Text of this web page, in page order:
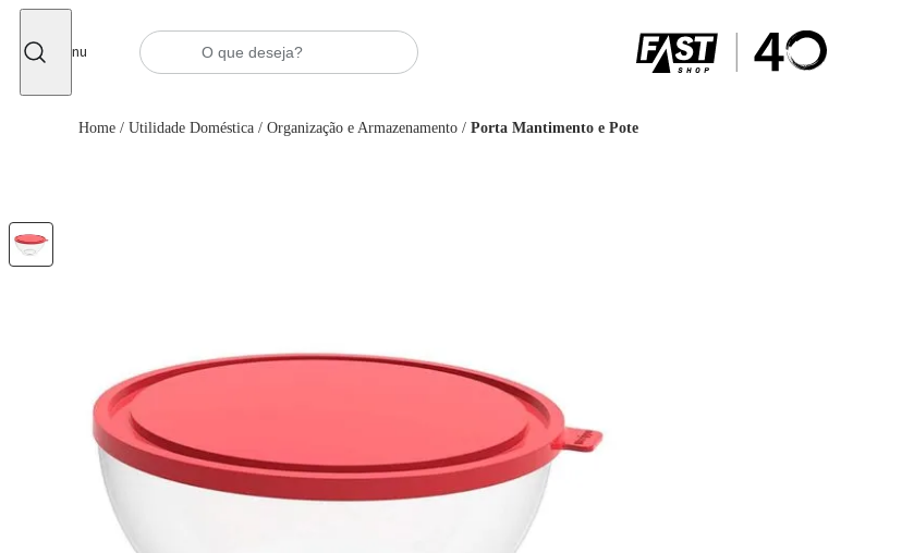
Menu
Home / Utilidade Doméstica / Organização e Armazenamento / Porta Mantimento e Pote